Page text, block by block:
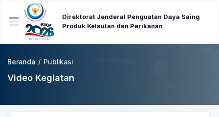
Direktorat Jenderal Penguatan Daya Saing
Produk Kelautan dan Perikanan
Beranda / Publikasi
Video Kegiatan